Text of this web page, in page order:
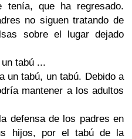
tenía, que ha regresado.
no siguen tratando de
sobre el lugar dejado
tabú ...
un tabú, un tabú. Debido a
mantener a los adultos
defensa de los padres en
hijos, por el tabú de la